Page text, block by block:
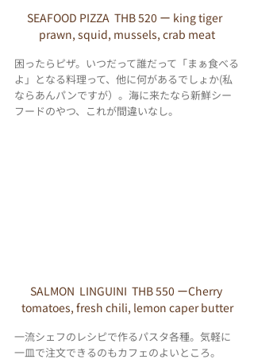
SEAFOOD PIZZA  THB 520 ー king tiger
prawn, squid, mussels, crab meat
困ったらピザ。いつだって誰だって「まぁ食べる
よ」となる料理って、他に何があるでしょか(私
ならあんパンですが）。海に来たなら新鮮シー
フードのやつ、これが間違いなし。
SALMON  LINGUINI  THB 550 ーCherry
tomatoes, fresh chili, lemon caper butter
一流シェフのレシピで作るパスタ各種。気軽に
一皿で注文できるのもカフェのよいところ。